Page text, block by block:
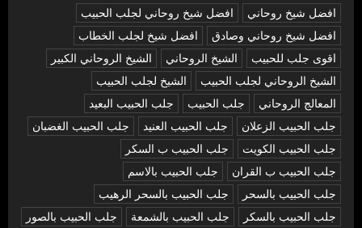
افضل شيخ روحاني
افضل شيخ روحاني لجلب الحبيب
افضل شيخ روحاني وصادق
افضل شيخ لجلب الخطاب
اقوى جلب للحبيب
الشيخ الروحاني
الشيخ الروحاني الكبير
الشيخ الروحاني لجلب الحبيب
الشيخ لجلب الحبيب
المعالج الروحاني
جلب الحبيب
جلب الحبيب البعيد
جلب الحبيب الزعلان
جلب الحبيب العنيد
جلب الحبيب الغضبان
جلب الحبيب الكويت
جلب الحبيب ب السكر
جلب الحبيب ب القران
جلب الحبيب بالاسم
جلب الحبيب بالسحر
جلب الحبيب بالسحر الرهيب
جلب الحبيب بالسكر
جلب الحبيب بالشمعة
جلب الحبيب بالصور